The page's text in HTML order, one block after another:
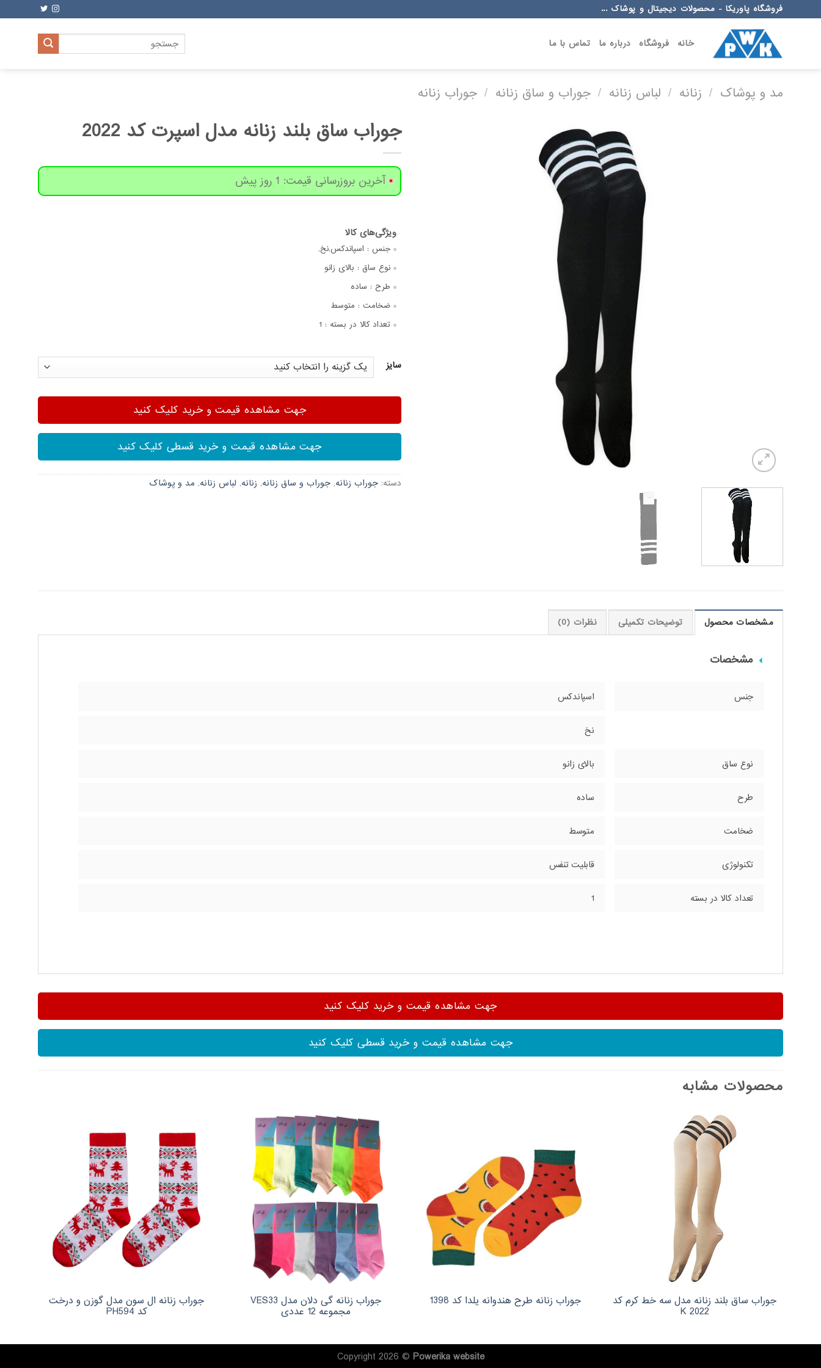
to
فروشگاه پاوریکا - محصولات دیجیتال و پوشاک ...
خانه فروشگاه درباره ما تماس با ما
جستجو
برای:
مد و پوشاک / زنانه / لباس زنانه / جوراب و ساق زنانه / جوراب زنانه
جوراب ساق بلند زنانه مدل اسپرت کد 2022
آخرین بروزرسانی قیمت: 1 روز پیش
جنس : اسپاندکس,نخ,
نوع ساق : بالای زانو
طرح : ساده
ضخامت : متوسط
تعداد کالا در بسته : 1
سایز
جهت مشاهده قیمت و خرید کلیک کنید
جهت مشاهده قیمت و خرید قسطی کلیک کنید
دسته: جوراب زنانه, جوراب و ساق زنانه, زنانه, لباس زنانه, مد و پوشاک
مشخصات محصول توضیحات تکمیلی نظرات (0)
مشخصات
جنس اسپاندکس
نخ
نوع ساق بالای زانو
طرح ساده
ضخامت متوسط
تکنولوژی قابلیت تنفس
تعداد کالا در بسته 1
جهت مشاهده قیمت و خرید کلیک کنید
جهت مشاهده قیمت و خرید قسطی کلیک کنید
محصولات مشابه
جوراب ساق بلند زنانه مدل سه خط کرم کد
2022 K
جوراب زنانه طرح هندوانه یلدا کد 1398 جوراب زنانه گی دلان مدل VES33
مجموعه 12 عددی
جوراب زنانه ال سون مدل گوزن و درخت
کد PH594
Copyright 2026 © Powerikawebsite